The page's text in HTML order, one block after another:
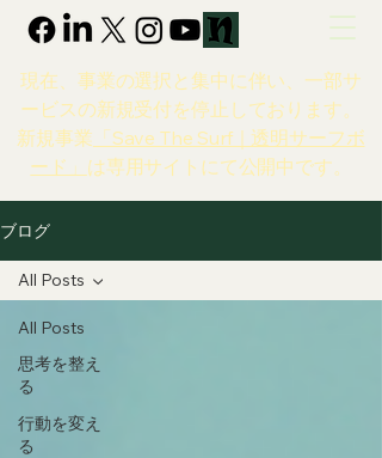
現在、事業の選択と集中に伴い、一部サ
ービスの新規受付を停止しております。
新規事業 「Save The Surf｜透明サーフボ
ード」 は専用サイトにて公開中です。
ブログ
All Posts
思考を整え
る
行動を変え
る
All Posts